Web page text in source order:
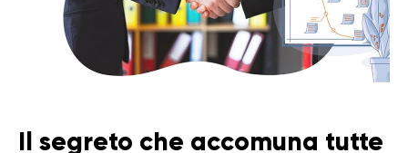
Il segreto che accomuna tutte